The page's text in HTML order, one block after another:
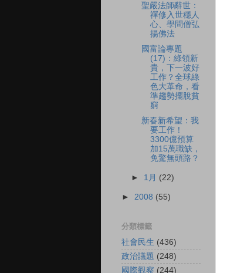
聖嚴法師辭世：
禪修入世穩人
心、學問僧弘
揚佛法
國富論專題
(17)：綠領新
貴，下一波好
工作？全球綠
色大革命，看
準趨勢擺脫貧
窮
新春新希望：我
要工作！
3300億預算
加15萬職缺，
免驚無頭路？
► 1月 (22)
► 2008 (55)
分類標籤
社會民生 (436)
政治議題 (248)
國際觀察 (244)